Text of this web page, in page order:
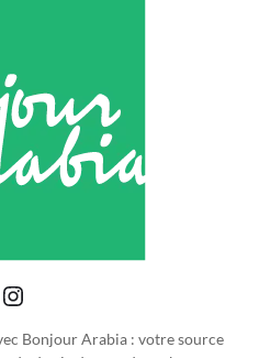
Bonjour Arabia : votre source